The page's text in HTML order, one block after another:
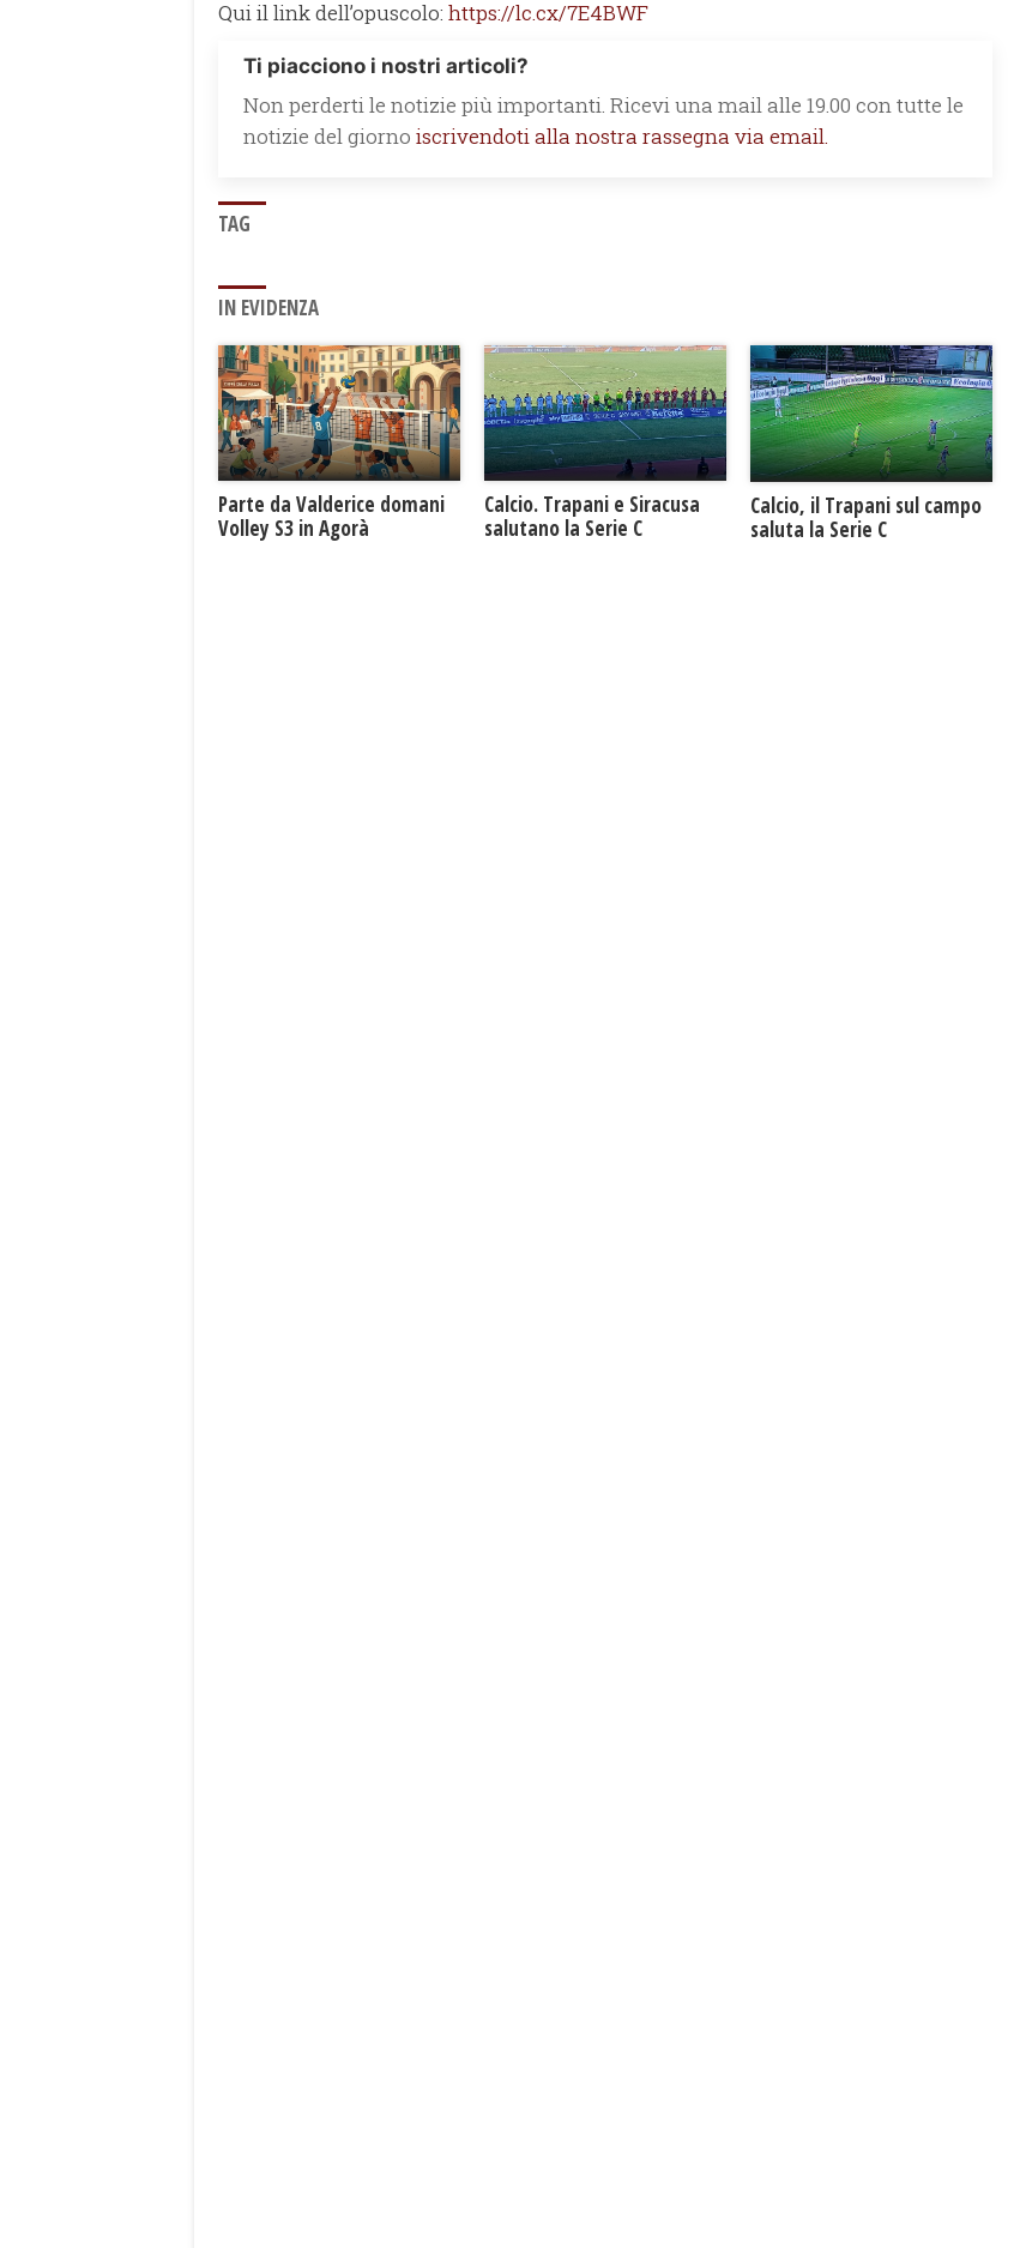
Qui il link dell’opuscolo: https://lc.cx/7E4BWF
Ti piacciono i nostri articoli?
Non perderti le notizie più importanti. Ricevi una mail alle 19.00 con tutte le
notizie del giorno iscrivendoti alla nostra rassegna via email.
TAG
IN EVIDENZA
Parte da Valderice domani
Volley S3 in Agorà
Calcio. Trapani e Siracusa
salutano la Serie C
Calcio, il Trapani sul campo
saluta la Serie C